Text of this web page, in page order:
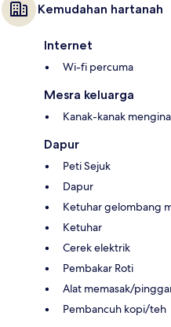
Kemudahan hartanah
Internet
Wi-fi percuma
Mesra keluarga
Kanak-kanak
Dapur
Peti Sejuk
Dapur
Ketuhar gelombang
Ketuhar
Cerek elektrik
Pembakar Roti
Alat memasak/
Pembancuh kopi/teh